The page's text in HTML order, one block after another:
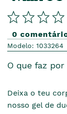
0
Modelo: 1033264
O que faz por
Deixa o teu
nosso gel de